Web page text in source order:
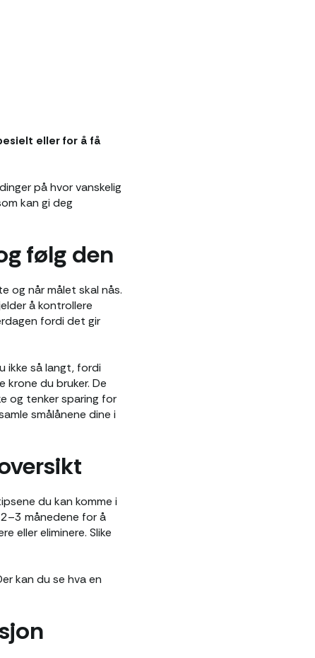
eller for å få
på hvor vanskelig
kan gi deg
følg den
og når målet skal nås.
å kontrollere
fordi det gir
ikke så langt, fordi
du bruker. De
og tenker sparing for
smålånene dine i
du kan komme i
månedene for å
eller eliminere. Slike
kan du se hva en